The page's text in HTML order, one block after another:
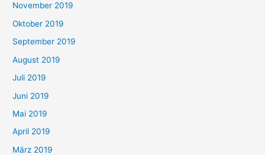
November 2019
Oktober 2019
September 2019
August 2019
Juli 2019
Juni 2019
Mai 2019
April 2019
März 2019